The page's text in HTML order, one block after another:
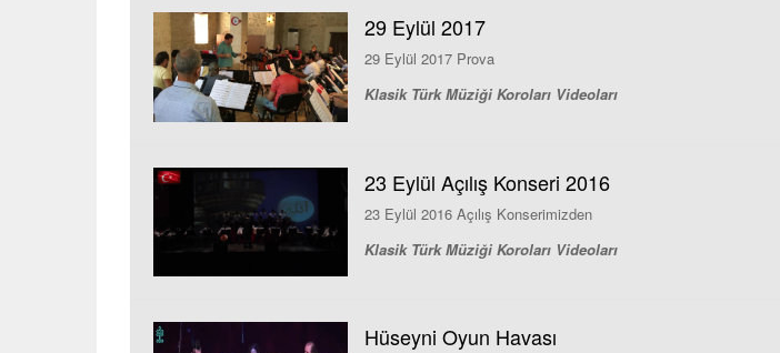
29 Eylül 2017
29 Eylül 2017 Prova
Klasik Türk Müziği Koroları Videoları
23 Eylül Açılış Konseri 2016
23 Eylül 2016 Açılış Konserimizden
Klasik Türk Müziği Koroları Videoları
Hüseyni Oyun Havası